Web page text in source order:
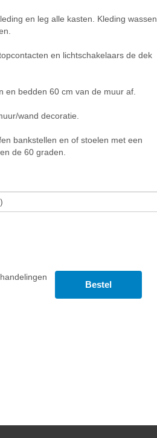
en leg alle kasten. Kleding wassen
en lichtschakelaars de dek
en bedden 60 cm van de muur af.
wand decoratie.
bankstellen en of stoelen met een
de 60 graden.
Bestel